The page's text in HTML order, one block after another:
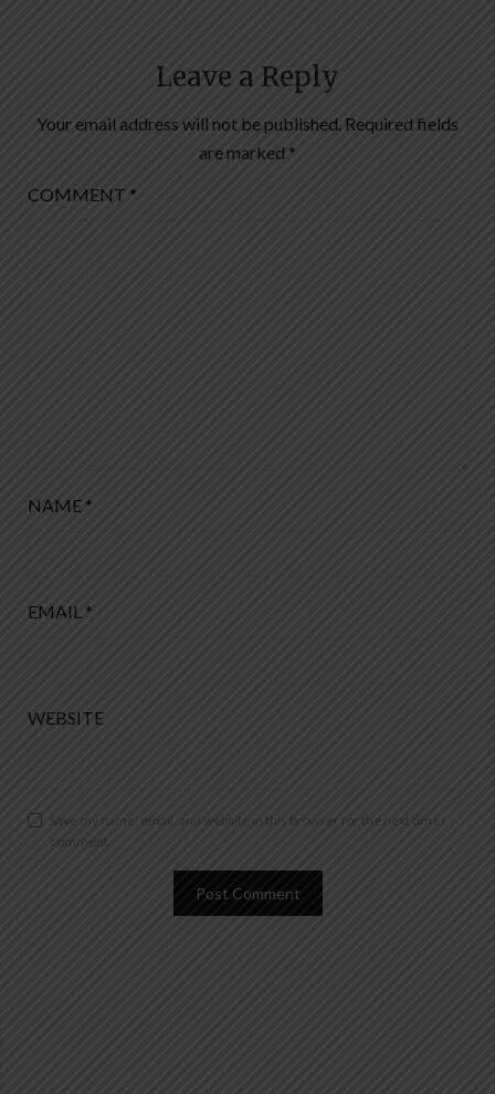
Leave a Reply
Your email address will not be published. Required fields
are marked *
COMMENT *
NAME *
EMAIL *
WEBSITE
Save my name, email, and website in this browser for the next time I
comment.